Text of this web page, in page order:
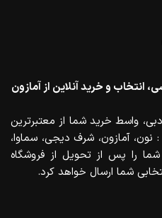
انتخاب و خرید آنلاین از آمازون
واسط خرید شما از معتبرترین
نون، آمازون، شرف دیجی، سماوا،
را پس از تحویل از فروشگاه
شما ارسال خواهد کرد.